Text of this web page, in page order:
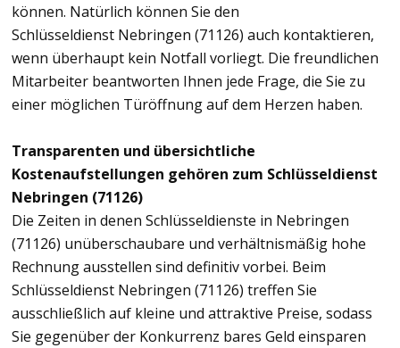
können. Natürlich können Sie den
Schlüsseldienst Nebringen (71126) auch kontaktieren,
wenn überhaupt kein Notfall vorliegt. Die freundlichen
Mitarbeiter beantworten Ihnen jede Frage, die Sie zu
einer möglichen Türöffnung auf dem Herzen haben.
Transparenten und übersichtliche
Kostenaufstellungen gehören zum Schlüsseldienst
Nebringen (71126)
Die Zeiten in denen Schlüsseldienste in Nebringen
(71126) unüberschaubare und verhältnismäßig hohe
Rechnung ausstellen sind definitiv vorbei. Beim
Schlüsseldienst Nebringen (71126) treffen Sie
ausschließlich auf kleine und attraktive Preise, sodass
Sie gegenüber der Konkurrenz bares Geld einsparen